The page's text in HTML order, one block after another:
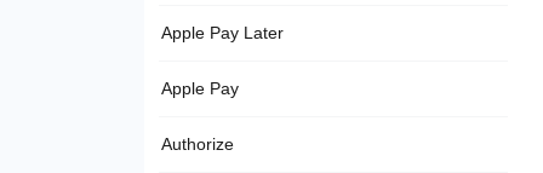
Apple Pay Later
Apple Pay
Authorize